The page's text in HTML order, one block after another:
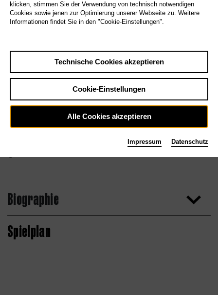
Biographie
Spielplan
klicken, stimmen Sie der Verwendung von technisch notwendigen
Cookies sowie jenen zur Optimierung unserer Webseite zu. Weitere
Informationen findet Sie in den "Cookie-Einstellungen".
Technische Cookies akzeptieren
Cookie-Einstellungen
Alle Cookies akzeptieren
Impressum Datenschutz